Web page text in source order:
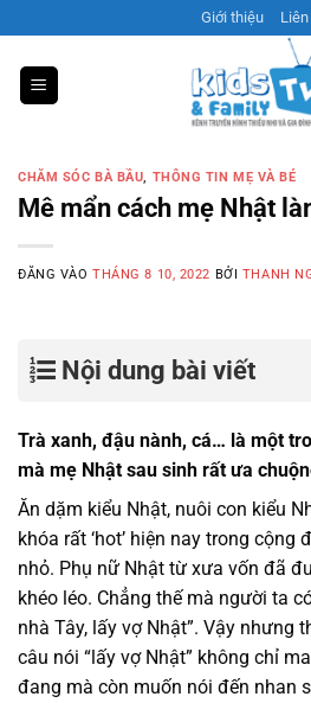
qua
nội
dung
Giới thiệu
CHĂM SÓC BÀ BẦU, THÔNG TIN MẸ VÀ BÉ
Mê mẩn cách mẹ Nhật
ĐĂNG VÀOTHÁNG 8 10, 2022 BỞI THANH
Nội dung bài viết
Trà xanh, đậu nành, cá… là một
mà mẹ Nhật sau sinh rất ưa
Ăn dặm kiểu Nhật, nuôi con kiểu
khóa rất ‘hot’ hiện nay trong cộng
nhỏ. Phụ nữ Nhật từ xưa vốn đã
khéo léo. Chẳng thế mà người ta
nhà Tây, lấy vợ Nhật”. Vậy nhưng
câu nói “lấy vợ Nhật” không chỉ
đang mà còn muốn nói đến nhan